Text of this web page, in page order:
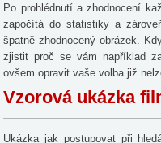
Po prohlédnutí a zhodnocení
započítá do statistiky a
špatně zhodnocený obrázek.
zjistit proč se vám například
ovšem opravit vaše volba již
Vzorová ukázka
Ukázka jak postupovat při